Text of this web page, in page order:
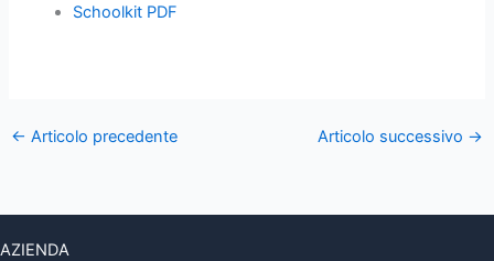
Schoolkit PDF
← Articolo precedente Articolo successivo →
AZIENDA